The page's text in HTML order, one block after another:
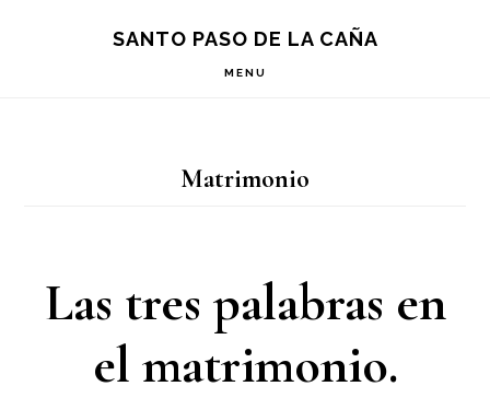
SANTO PASO DE LA CAÑA
MENU
Matrimonio
Las tres palabras en
el matrimonio.